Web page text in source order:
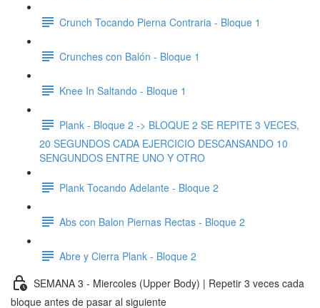
Crunch Tocando Pierna Contraria - Bloque 1
Crunches con Balón - Bloque 1
Knee In Saltando - Bloque 1
Plank - Bloque 2 -> BLOQUE 2 SE REPITE 3 VECES,
20 SEGUNDOS CADA EJERCICIO DESCANSANDO 10
SENGUNDOS ENTRE UNO Y OTRO
Plank Tocando Adelante - Bloque 2
Abs con Balon Piernas Rectas - Bloque 2
Abre y Cierra Plank - Bloque 2
SEMANA 3 - Miercoles (Upper Body) | Repetir 3 veces cada
bloque antes de pasar al siguiente